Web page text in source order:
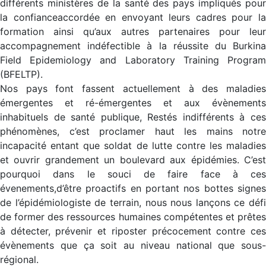
différents ministères de la santé des pays impliqués pour
la confianceaccordée en envoyant leurs cadres pour la
formation ainsi qu’aux autres partenaires pour leur
accompagnement indéfectible à la réussite du Burkina
Field Epidemiology and Laboratory Training Program
(BFELTP).
Nos pays font fassent actuellement à des maladies
émergentes et ré-émergentes et aux évènements
inhabituels de santé publique, Restés indifférents à ces
phénomènes, c’est proclamer haut les mains notre
incapacité entant que soldat de lutte contre les maladies
et ouvrir grandement un boulevard aux épidémies. C’est
pourquoi dans le souci de faire face à ces
évenements,d’être proactifs en portant nos bottes signes
de l’épidémiologiste de terrain, nous nous lançons ce défi
de former des ressources humaines compétentes et prêtes
à détecter, prévenir et riposter précocement contre ces
évènements que ça soit au niveau national que sous-
régional.